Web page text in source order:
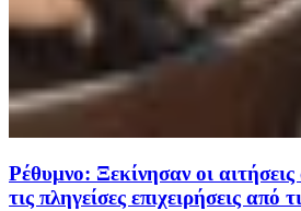
Ρέθυμνο: Ξεκίνησαν οι
τις πληγείσες επιχειρήσεις από